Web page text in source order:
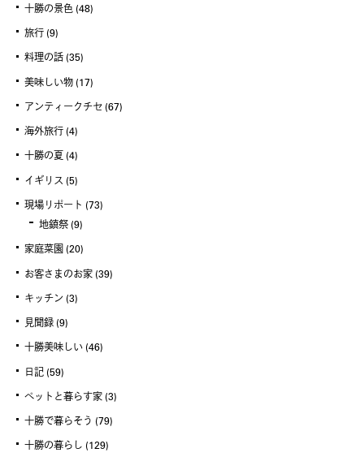
十勝の景色 (48)
旅行 (9)
料理の話 (35)
美味しい物 (17)
アンティークチセ (67)
海外旅行 (4)
十勝の夏 (4)
イギリス (5)
現場リポート (73)
地鎮祭 (9)
家庭菜園 (20)
お客さまのお家 (39)
キッチン (3)
見聞録 (9)
十勝美味しい (46)
日記 (59)
ペットと暮らす家 (3)
十勝で暮らそう (79)
十勝の暮らし (129)